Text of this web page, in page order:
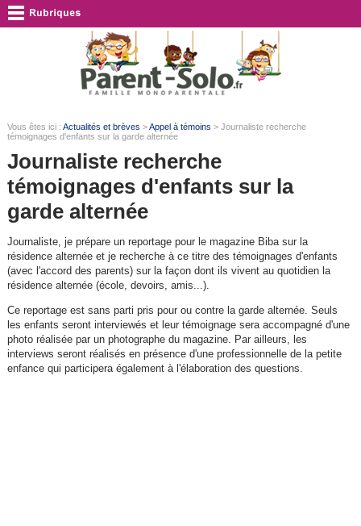
Vous êtes ici : Actualités et brèves >Appel à témoins > Journaliste recherche
témoignages d'enfants sur la garde alternée
Journaliste recherche
témoignages d'enfants sur la
garde alternée
Journaliste, je prépare un reportage pour le magazine Biba sur la
résidence alternée et je recherche à ce titre des témoignages d'enfants
(avec l'accord des parents) sur la façon dont ils vivent au quotidien la
résidence alternée (école, devoirs, amis...).
Ce reportage est sans parti pris pour ou contre la garde alternée. Seuls
les enfants seront interviewés et leur témoignage sera accompagné d'une
photo réalisée par un photographe du magazine. Par ailleurs, les
interviews seront réalisés en présence d'une professionnelle de la petite
enfance qui participera également à l'élaboration des questions.